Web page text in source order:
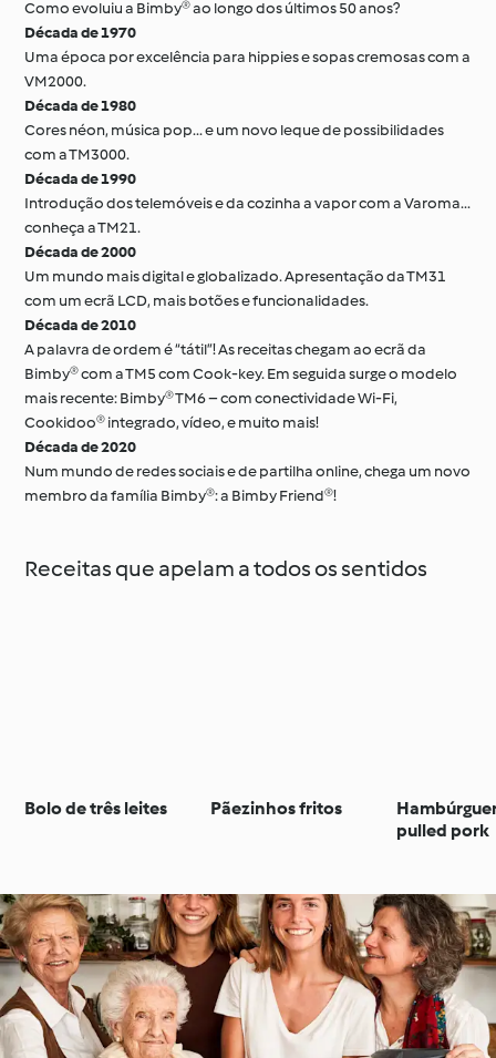
Como evoluiu a Bimby® ao longo dos últimos 50 anos?
Década de 1970
Uma época por excelência para hippies e sopas cremosas com a
VM2000.
Década de 1980
Cores néon, música pop... e um novo leque de possibilidades
com a TM3000.
Década de 1990
Introdução dos telemóveis e da cozinha a vapor com a Varoma...
conheça a TM21.
Década de 2000
Um mundo mais digital e globalizado. Apresentação da TM31
com um ecrã LCD, mais botões e funcionalidades.
Década de 2010
A palavra de ordem é “tátil”! As receitas chegam ao ecrã da
Bimby® com a TM5 com Cook-key. Em seguida surge o modelo
mais recente: Bimby® TM6 – com conectividade Wi-Fi,
Cookidoo® integrado, vídeo, e muito mais!
Década de 2020
Num mundo de redes sociais e de partilha online, chega um novo
membro da família Bimby®: a Bimby Friend®!
Receitas que apelam a todos os sentidos
Bolo de três leites Pãezinhos fritos
pulled pork